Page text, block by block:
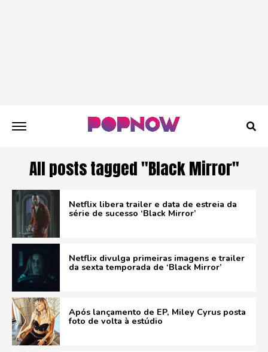
All posts tagged "Black Mirror"
Netflix libera trailer e data de estreia da
série de sucesso ‘Black Mirror’
Netflix divulga primeiras imagens e trailer
da sexta temporada de ‘Black Mirror’
Após lançamento de EP, Miley Cyrus posta
foto de volta à estúdio